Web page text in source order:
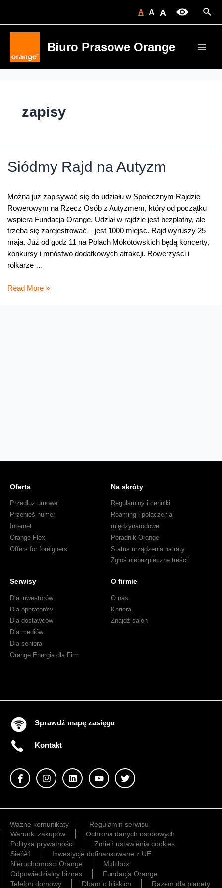
A A A
Biuro Prasowe Orange
zapisy
Siódmy Rajd na Autyzm
Można już zapisywać się do udziału w Społecznym Rajdzie
Rowerowym na Rzecz Osób z Autyzmem, który od początku
wspiera Fundacja Orange. Udział w rajdzie jest bezpłatny, ale
trzeba się zarejestrować – jest 1000 miejsc. Rajd wyruszy 25
maja. Już od godz 11 na Polach Mokotowskich będą koncerty,
konkursy i mnóstwo dodatkowych atrakcji. Rowerzyści i
rolkarze …
Siódmy
Read More »
Oferta
Przedłuż umowę
Przenieś numer
Internet
Orange Flex
Offers for foreigners
Na skróty
Regulaminy i cenniki
Roaming i połączenia
międzynarodowe
Poradnik Orange
Status urządzenia na raty
Zgłoś niebezpieczne treści
Serwisy
Dla inwestorów
Dla operatorów
Dla dostawców
Dla mediów
Dla seniora
Orange Energia dla Firm
O firmie
O nas
Kariera
Znajdź salon
Sprawdź mapę zasięgu
Kontakt
Ważne komunikaty
Regulamin serwisu
Warunki zakupów
Ochrona danych osobowych
Polityka prywatności
Zmień ustawienia cookies
Sieć#1
Inwestycje dofinansowane z UE
Nieruchomości Orange
Multibox
Odpowiedzialny biznes
Fundacja Orange
Telefon domowy
Dbam o bliskich Razem dla planety